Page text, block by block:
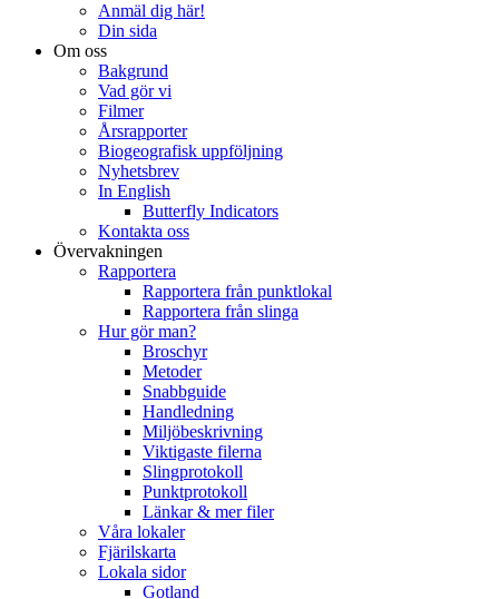
Anmäl dig här!
Din sida
Om oss
Bakgrund
Vad gör vi
Filmer
Årsrapporter
Biogeografisk uppföljning
Nyhetsbrev
In English
Butterfly Indicators
Kontakta oss
Övervakningen
Rapportera
Rapportera från punktlokal
Rapportera från slinga
Hur gör man?
Broschyr
Metoder
Snabbguide
Handledning
Miljöbeskrivning
Viktigaste filerna
Slingprotokoll
Punktprotokoll
Länkar & mer filer
Våra lokaler
Fjärilskarta
Lokala sidor
Gotland